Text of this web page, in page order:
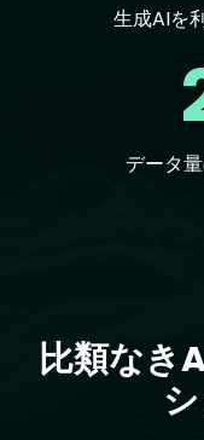
生成AIを
データ
比類なき